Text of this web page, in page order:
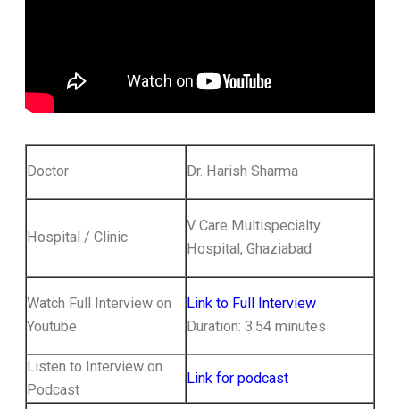
Doctor Dr. Harish Sharma
Hospital / Clinic
V Care Multispecialty
Hospital, Ghaziabad
Watch Full Interview on
Youtube
Link to Full Interview
Duration: 3:54 minutes
Listen to Interview on
Podcast
Link for podcast